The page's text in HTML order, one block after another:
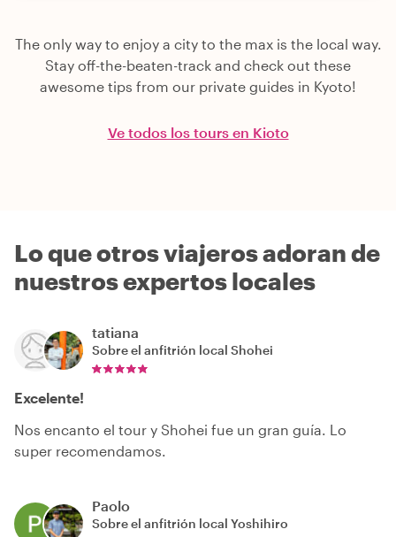
The only way to enjoy a city to the max is the local way.
Stay off-the-beaten-track and check out these
awesome tips from our private guides in Kyoto!
Ve todos los tours en Kioto
Lo que otros viajeros adoran de
nuestros expertos locales
tatiana
Sobre el anfitrión local Shohei
Excelente!
Nos encanto el tour y Shohei fue un gran guía. Lo
super recomendamos.
Paolo
Sobre el anfitrión local Yoshihiro